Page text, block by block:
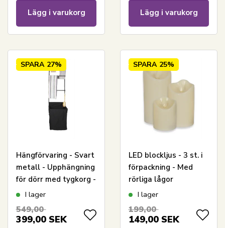
Lägg i varukorg Lägg i varukorg
SPARA 27%
Hängförvaring - Svart
metall - Upphängning
för dörr med tygkorg -
Smart förvaring med
I lager
549,00
399,00 SEK
SPARA 25%
LED blockljus - 3 st. i
förpackning - Med
rörliga lågor
I lager
199,00
149,00 SEK